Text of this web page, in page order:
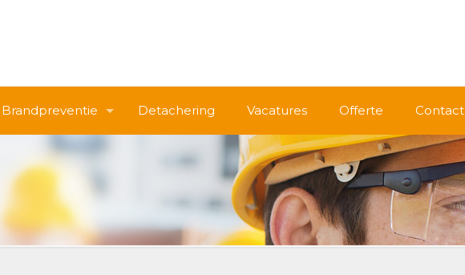
Brandpreventie Detachering Vacatures Offerte Contact